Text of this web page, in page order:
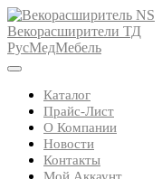
Skip
to
content
Open
ButtonКаталог
Прайс-Лист
О Компании
Новости
Контакты